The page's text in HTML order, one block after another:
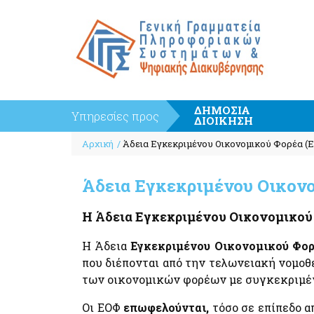
Υπηρεσίες προς ΔΗΜΟΣΙΑ
ΔΙΟΙΚΗΣΗ
Κέντρο Διαλειτουργικότητας (ΚΕ.Δ) Υπουργείου
Ψηφιακής Διακυβέρνησης
Διαλειτουργικότητας (ΕΔΑ)
Κοινός Οδηγός Υλοποίησης Διαδικτυακών
Πλατφόρμα Διαχείρισης και Υποστήριξης των
Service Bus (ESB)
Μητρώο Διαλειτουργικότητας
Πληρωμές - Εισπράξεις
Πληρωμές και Εισπράξεις
PEPPOL
ΕΘΝΙΚΗ ΑΡΧΗ PEPPOL
Ευρωπαϊκό Πρότυπο (ΕΛΟΤ EN 16931)
Ηλεκτρονικό Τιμολόγιο στις Δημόσιες Συμβάσεις
Επιχειρήσεις
Breadcrumb
Αρχική Άδεια Εγκεκριμένου Οικονομικού Φορέα
Άδεια Εγκεκριμένου
Η Άδεια Εγκεκριμένου
Η ΆδειαΕγκεκριμένου Οικονομικού
που διέπονται από την τελωνειακή
των οικονομικών φορέων με
Οι ΕΟΦ επωφελούνται, τόσο σε επίπεδο